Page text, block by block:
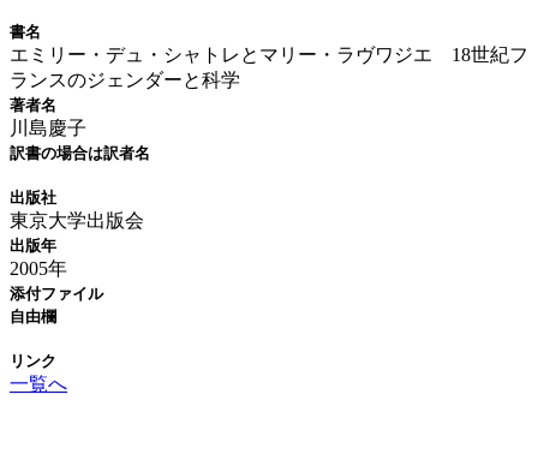
書名
エミリー・デュ・シャトレとマリー・ラヴワジエ 18世紀フ
ランスのジェンダーと科学
著者名
川島慶子
訳書の場合は訳者名
出版社
東京大学出版会
出版年
2005年
添付ファイル
自由欄
リンク
一覧へ